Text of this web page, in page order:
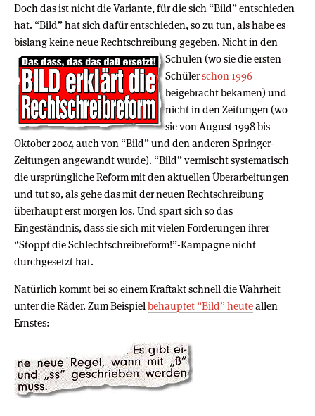
Doch das ist nicht die Variante, für die sich “Bild” entschieden
hat. “Bild” hat sich dafür entschieden, so zu tun, als habe es
bislang keine neue Rechtschreibung gegeben. Nicht in den
Schulen (wo sie die ersten
Schülerschon 1996
beigebracht bekamen) und
nicht in den Zeitungen (wo
sie von August 1998 bis
Oktober 2004 auch von “Bild” und den anderen Springer-
Zeitungen angewandt wurde). “Bild” vermischt systematisch
die ursprüngliche Reform mit den aktuellen Überarbeitungen
und tut so, als gehe das mit der neuen Rechtschreibung
überhaupt erst morgen los. Und spart sich so das
Eingeständnis, dass sie sich mit vielen Forderungen ihrer
“Stoppt die Schlechtschreibreform!”-Kampagne nicht
durchgesetzt hat.
Natürlich kommt bei so einem Kraftakt schnell die Wahrheit
unter die Räder. Zum Beispiel behauptet “Bild” heuteallen
Ernstes: